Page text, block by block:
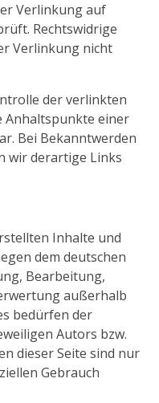
Verlinkung auf
Rechtswidrige
Verlinkung nicht
der verlinkten
Anhaltspunkte einer
Bei Bekanntwerden
wir derartige Links
Inhalte und
dem deutschen
Bearbeitung,
außerhalb
bedürfen der
Autors bzw.
dieser Seite sind nur
Gebrauch